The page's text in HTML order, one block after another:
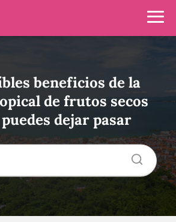
beneficios de la
de frutos secos
dejar pasar